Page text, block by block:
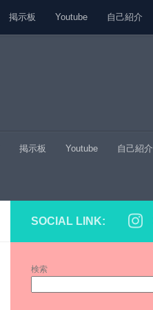
掲示板 Youtube 自己紹介
掲示板 Youtube 自己紹介
SOCIAL LINK:
検索